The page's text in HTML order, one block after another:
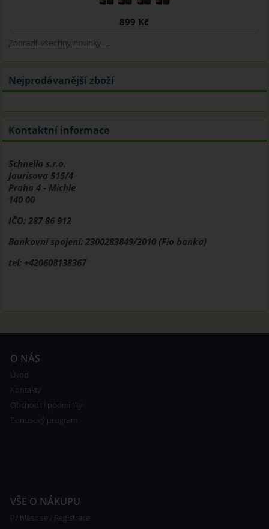
899 Kč
Zobrazit všechny novinky ...
Nejprodávanější zboží
Kontaktní informace
Schnella s.r.o.
Jaurisova 515/4
Praha 4 - Michle
140 00
IČO: 287 86 912
Bankovní spojení: 2300283849/2010 (Fio banka)
tel: +420608138367
O NÁS
Úvod
Kontakty
Obchodní podmínky
Bonusový program
VŠE O NÁKUPU
Přihlásit se / Registrace